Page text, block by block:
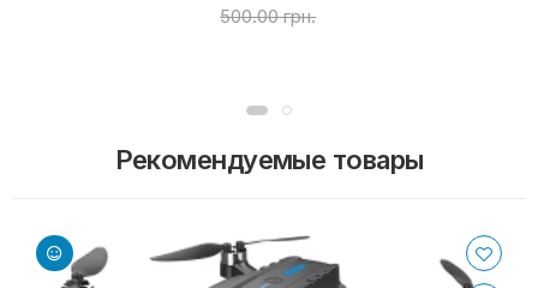
500.00 грн.
Рекомендуемые товары